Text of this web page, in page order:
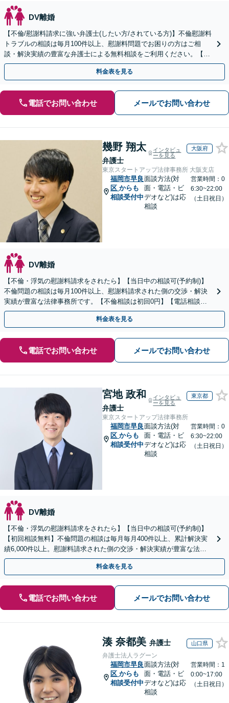
DV離婚
【不倫/慰謝料請求に強い弁護士(したい方/されている方)】不倫慰謝料
トラブルの相談は毎月100件以上、慰謝料問題でお困りの方はご相
談・解決実績の豊富な弁護士による無料相談をご利用ください。【不
倫相談は初回0円】【全国対応】
料金表を見る
電話でお問い合わせ メールでお問い合わせ
幾野 翔太
弁護士
インタビュ
ーを見る
大阪府
東京スタートアップ法律事務所 大阪支店
福岡市早良
区 からも
相談受付中
面談方法(対
面・電話・ビ
デオなど)は応
相談
営業時間：0
6:30~22:00
（土日祝日）
DV離婚
【不倫・浮気の慰謝料請求をされたら】【当日中の相談可(予約制)】
不倫問題の相談は毎月100件以上、慰謝料請求された側の交渉・解決
実績が豊富な法律事務所です。【不倫相談は初回0円】【電話相談で
ご契約まで対応可/来所不要】
料金表を見る
電話でお問い合わせ メールでお問い合わせ
宮地 政和
弁護士
インタビュ
ーを見る
東京都
東京スタートアップ法律事務所
福岡市早良
区 からも
相談受付中
面談方法(対
面・電話・ビ
デオなど)は応
相談
営業時間：0
6:30~22:00
（土日祝日）
DV離婚
【不倫・浮気の慰謝料請求をされたら】【当日中の相談可(予約制)】
【初回相談無料】不倫問題の相談は毎月毎月400件以上、累計解決実
績6,000件以上。慰謝料請求された側の交渉・解決実績が豊富な法律
事務所です。
料金表を見る
電話でお問い合わせ メールでお問い合わせ
湊 奈都美 弁護士 山口県
弁護士法人ラグーン
福岡市早良
区 からも
相談受付中
面談方法(対
面・電話・ビ
デオなど)は応
相談
営業時間：1
0:00~17:00
（土日祝日）